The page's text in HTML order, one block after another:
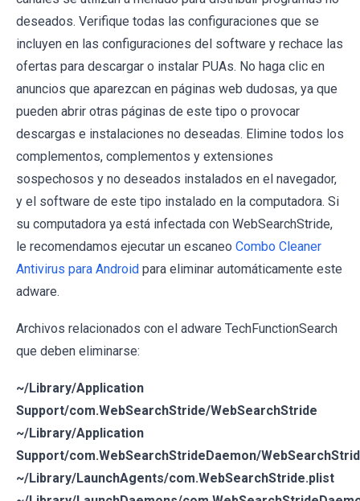
deseados. Verifique todas las configuraciones que se
incluyen en las configuraciones del software y rechace las
ofertas para descargar o instalar PUAs. No haga clic en
anuncios que aparezcan en páginas web dudosas, ya que
pueden abrir otras páginas de este tipo o provocar
descargas e instalaciones no deseadas. Elimine todos los
complementos, complementos y extensiones
sospechosos y no deseados instalados en el navegador,
y el software de este tipo instalado en la computadora. Si
su computadora ya está infectada con WebSearchStride,
le recomendamos ejecutar un escaneo Combo Cleaner
Antivirus para Android para eliminar automáticamente este
adware.
Archivos relacionados con el adware TechFunctionSearch
que deben eliminarse:
~/Library/Application
Support/com.WebSearchStride/WebSearchStride
~/Library/Application
Support/com.WebSearchStrideDaemon/
~/Library/LaunchAgents/com.WebSearchStride.plist